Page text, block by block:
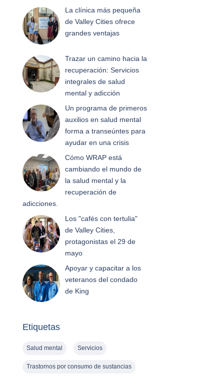
La clínica más pequeña
de Valley Cities ofrece
grandes ventajas
Trazar un camino hacia la
recuperación: Servicios
integrales de salud
mental y adicción
Un programa de primeros
auxilios en salud mental
forma a transeúntes para
ayudar en una crisis
Cómo WRAP está
cambiando el mundo de
la salud mental y la
recuperación de
adicciones.
Los "cafés con tertulia"
de Valley Cities,
protagonistas el 29 de
mayo
Apoyar y capacitar a los
veteranos del condado
de King
Etiquetas
Salud mental Servicios
Trastornos por consumo de sustancias